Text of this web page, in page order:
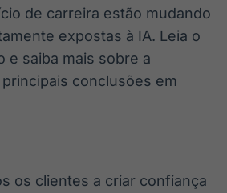
de carreira estão mudando
expostas à IA. Leia o
e saiba mais sobre a
conclusões em
os clientes a criar confiança